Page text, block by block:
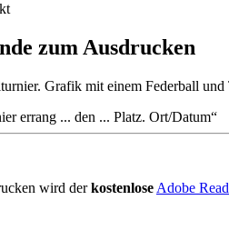
zum Ausdrucken
Grafik mit einem Federball und
errang ... den ... Platz. Ort/Datum
wird derkostenlose Adobe